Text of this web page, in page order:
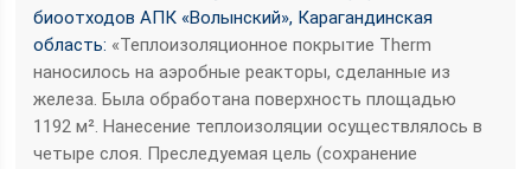
биоотходов АПК «Волынский», Карагандинская
область: «Теплоизоляционное покрытие Therm
наносилось на аэробные реакторы, сделанные из
железа. Была обработана поверхность площадью
1192 м². Нанесение теплоизоляции осуществлялось в
четыре слоя. Преследуемая цель (сохранение